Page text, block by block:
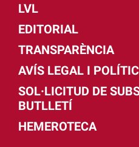
LVL
EDITORIAL
TRANSPARÈNCIA
AVÍS LEGAL I
SOL·LICITUD DE
BUTLLETÍ
HEMEROTECA